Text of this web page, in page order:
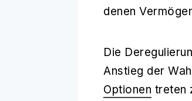
denen
Die
Anstieg der
Optionen treten